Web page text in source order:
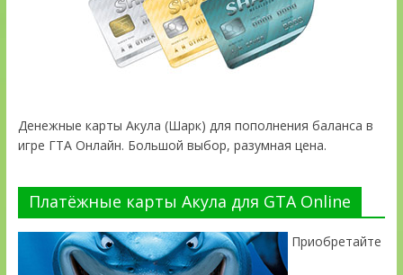
Денежные карты Акула (Шарк) для пополнения баланса в
игре ГТА Онлайн. Большой выбор, разумная цена.
Платёжные карты Акула для GTA Online
Приобретайте